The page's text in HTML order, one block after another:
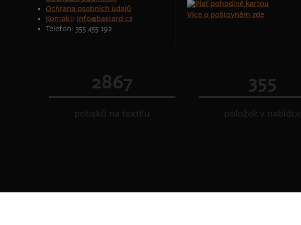
Ochrana osobních údajů
Kontakt: info@bastard.cz
Telefon: 355 455 192
Více o poštovném zde
2867
potisků na textilu
355
položek v nabídce